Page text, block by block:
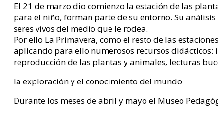
El 21 de marzo dio comienzo la estación de las
para el niño, forman parte de su entorno. Su
seres vivos del medio que le rodea.
Por ello La Primavera, como el resto de las
aplicando para ello numerosos recursos
reproducción de las plantas y animales, lecturas
la exploración y el conocimiento del mundo
Durante los meses de abril y mayo el Museo